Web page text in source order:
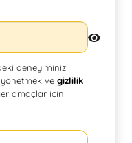
deneyiminizi
yönetmek ve gizlilik
amaçlar için